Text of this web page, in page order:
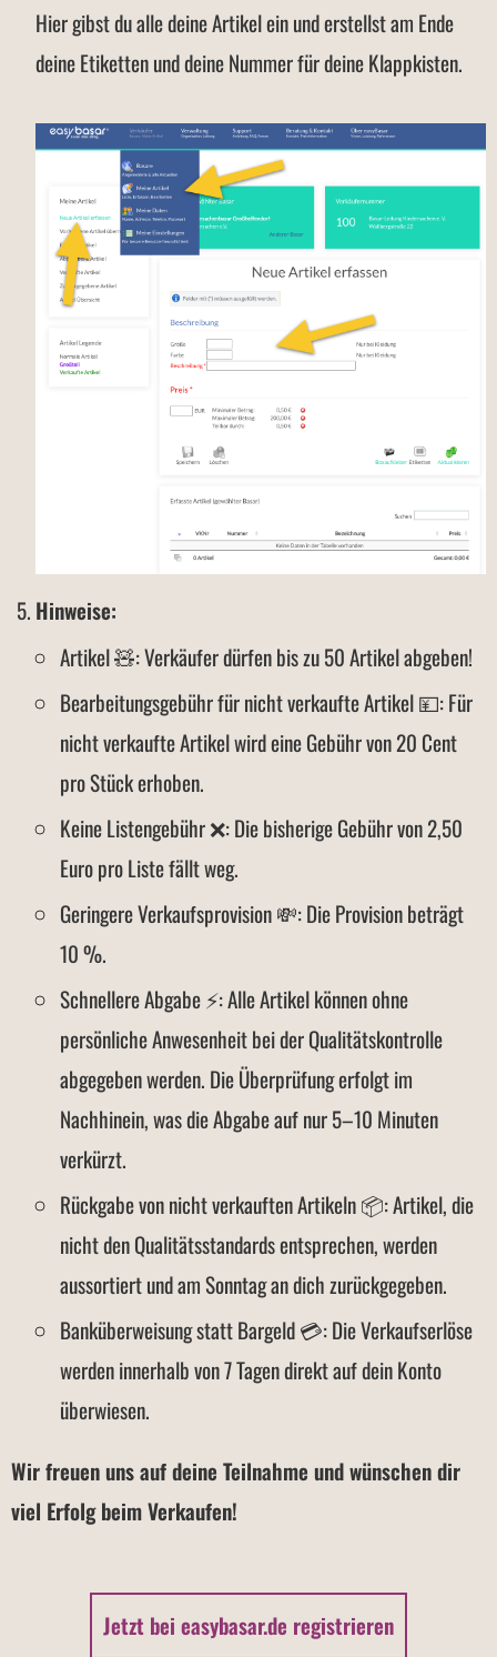
Hier gibst du alle deine Artikel ein und erstellst am Ende
deine Etiketten und deine Nummer für deine Klappkisten.
Hinweise:
Artikel 🧸: Verkäufer dürfen bis zu 50 Artikel abgeben!
Bearbeitungsgebühr für nicht verkaufte Artikel 💴: Für
nicht verkaufte Artikel wird eine Gebühr von 20 Cent
pro Stück erhoben.
Keine Listengebühr ❌: Die bisherige Gebühr von 2,50
Euro pro Liste fällt weg.
Geringere Verkaufsprovision 💸: Die Provision beträgt
10 %.
Schnellere Abgabe ⚡: Alle Artikel können ohne
persönliche Anwesenheit bei der Qualitätskontrolle
abgegeben werden. Die Überprüfung erfolgt im
Nachhinein, was die Abgabe auf nur 5–10 Minuten
verkürzt.
Rückgabe von nicht verkauften Artikeln 📦: Artikel, die
nicht den Qualitätsstandards entsprechen, werden
aussortiert und am Sonntag an dich zurückgegeben.
Banküberweisung statt Bargeld 💳: Die Verkaufserlöse
werden innerhalb von 7 Tagen direkt auf dein Konto
überwiesen.
Wir freuen uns auf deine Teilnahme und wünschen dir
viel Erfolg beim Verkaufen!
Jetzt bei easybasar.de registrieren